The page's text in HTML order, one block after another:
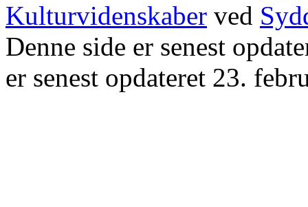
Kulturvidenskaber ved
Denne side er senest
er senest opdateret 23.